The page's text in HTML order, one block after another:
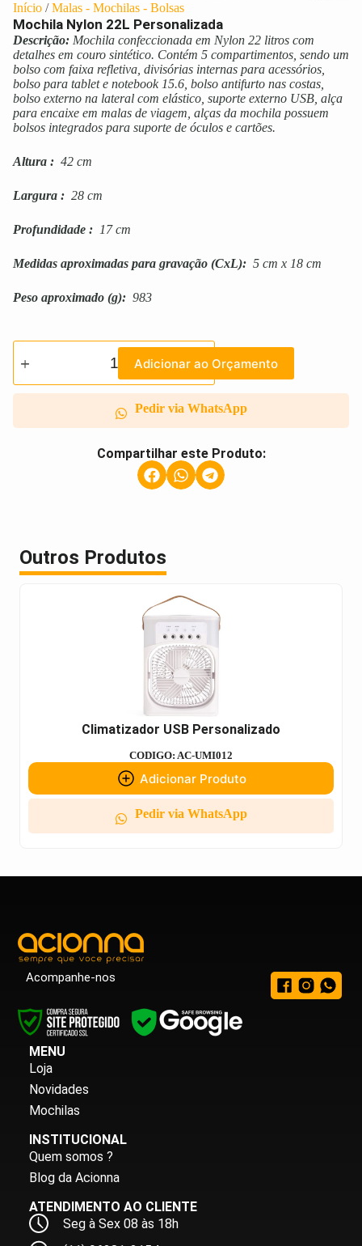
Início /Malas - Mochilas - Bolsas
Mochila Nylon 22L Personalizada
Descrição: Mochila confeccionada em Nylon 22 litros com
detalhes em couro sintético. Contém 5 compartimentos, sendo um
bolso com faixa refletiva, divisórias internas para acessórios,
bolso para tablet e notebook 15.6, bolso antifurto nas costas,
bolso externo na lateral com elástico, suporte externo USB, alça
para encaixe em malas de viagem, alças da mochila possuem
bolsos integrados para suporte de óculos e cartões.
Altura : 42 cm
Largura : 28 cm
Profundidade : 17 cm
Medidas aproximadas para gravação (CxL): 5 cm x 18 cm
Peso aproximado (g): 983
Adicionar ao Orçamento
Pedir via WhatsApp
Compartilhar este Produto:
Outros Produtos
Climatizador USB Personalizado
CODIGO: AC-UMI012
Adicionar Produto
Pedir via WhatsApp
Acompanhe-nos
MENU
Loja
Novidades
Mochilas
INSTITUCIONAL
Quem somos ?
Blog da Acionna
ATENDIMENTO AO CLIENTE
Seg à Sex 08 às 18h